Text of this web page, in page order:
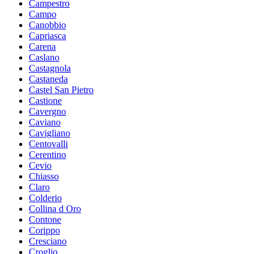
Campestro
Campo
Canobbio
Capriasca
Carena
Caslano
Castagnola
Castaneda
Castel San Pietro
Castione
Cavergno
Caviano
Cavigliano
Centovalli
Cerentino
Cevio
Chiasso
Claro
Colderio
Collina d Oro
Contone
Corippo
Cresciano
Croglio